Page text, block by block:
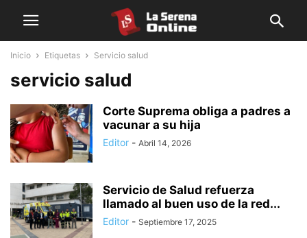
Inicio Etiquetas Servicio salud
servicio salud
Corte Suprema obliga a padres a
vacunar a su hija
Editor - Abril 14, 2026
Servicio de Salud refuerza
llamado al buen uso de la red...
Editor - Septiembre 17, 2025